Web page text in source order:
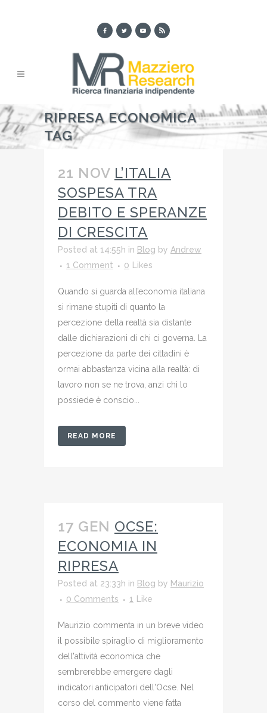
RIPRESA ECONOMICA
TAG
21 NOV L’ITALIA
SOSPESA TRA
DEBITO E SPERANZE
DI CRESCITA
Posted at 14:55h in Blog by Andrew
1 Comment
0 Likes
Quando si guarda all’economia italiana
si rimane stupiti di quanto la
percezione della realtà sia distante
dalle dichiarazioni di chi ci governa. La
percezione da parte dei cittadini è
ormai abbastanza vicina alla realtà: di
lavoro non se ne trova, anzi chi lo
possiede è conscio...
READ MORE
17 GEN OCSE:
ECONOMIA IN
RIPRESA
Posted at 23:33h in Blog by Maurizio
0 Comments
1 Like
Maurizio commenta in un breve video
il possibile spiraglio di miglioramento
dell'attività economica che
sembrerebbe emergere dagli
indicatori anticipatori dell'Ocse. Nel
corso del commento viene fatta